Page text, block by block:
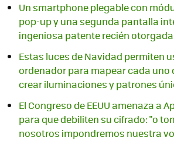
Un smartphone plegable con
pop-up y una segunda pantalla
ingeniosa patente recién
Estas luces de Navidad permiten
ordenador para mapear cada uno
crear iluminaciones y patrones
El Congreso de EEUU amenaza a
para que debiliten su cifrado: "o
nosotros impondremos nuestra